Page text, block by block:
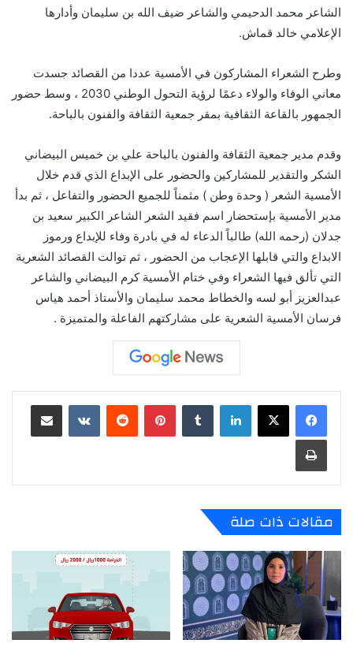
الشاعر محمد الدحيمي والشاعر ضيف الله بن سليمان وأدارها
الإعلامي خالد قماش.
وطرح الشعراء المشاركون في الأمسية عددا من القصائد جسدت
معاني الوفاء والولاء دعمًا لرؤية التحول الوطني 2030 ، وسط حضور
الجمهور بالقاعة الثقافية بمقر جمعية الثقافة والفنون بالباحة.
وقدم مدير جمعية الثقافة والفنون بالباحة علي بن خميس البيضاني
الشكر والتقدير للمشاركين والحضور على الإبداع الذي قدم خلال
الأمسية الشعر ( وحدة وطن ) مثمناً للجميع الحضور والتفاعل ، ثم بدأ
مدير الأمسية بإستحضار اسم فقيد الشعر الشاعر الكبير سعيد بن
جدلان (رحمه الله) طالباً الدعاء له في بادرة وفاء للإبداع ورموز
الابداع والتي قابلها الإعجاب من الحضور ، ثم توالت القصائد الشعرية
التي تألق فيها الشعراء وفي ختام الأمسية كرم البيضاني والشاعر
عبدالعزيز أبو لسه والخطاط محمد سليمان والأستاذ أحمد هياس
فرسان الأمسية الشعرية على مشاركتهم الفاعلة والمتميزة .
لينكدإن بينتيريست
مقالات ذات صلة